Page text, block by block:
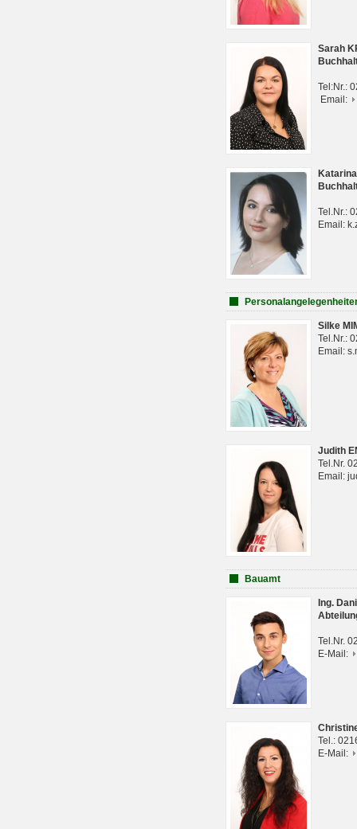
Sarah
Tel:Nr.:
Email:
Tel.Nr.:
Email:
Silke
Tel.Nr.:
Email:
Judith
Tel.Nr.
Email:
Bauamt
Ing.
Tel.Nr.
E-Mail:
Tel.:
E-Mail: